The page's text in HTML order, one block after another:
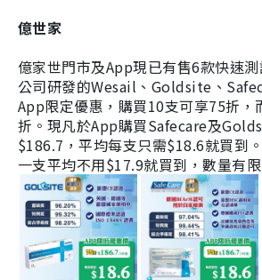
億世家
億家世門市及App現已有售6款快速
公司研發的Wesail、Goldsite、
App限定優惠，購買10支可享75折，
折。現凡於App購買Safecare及
$186.7，平均每支只需$18.6就買到
一支平均不用$17.9就買到，數量有